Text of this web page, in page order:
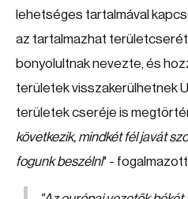
lehetséges tartalmával
az tartalmazhat
bonyolultnak nevezte, és
területek visszakerülhetnek
területek cseréje is
következik, mindkét fél javát
fogunk beszélni" -